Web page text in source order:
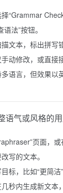
“Grammar
法”按钮。
文本，标出拼写
动修改，或直接
语言，但效果以
语气或风格的
页面，
写的文本。
标，比如“更简洁
秒内生成新文本